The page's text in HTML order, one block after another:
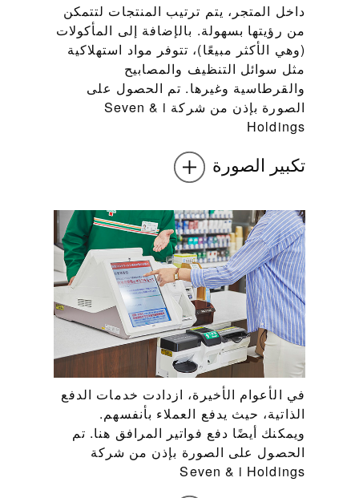
داخل المتجر، يتم ترتيب المنتجات لتتمكن
من رؤيتها بسهولة. بالإضافة إلى المأكولات
(وهي الأكثر مبيعًا)، تتوفر مواد استهلاكية
مثل سوائل التنظيف والمصابيح
والقرطاسية وغيرها. تم الحصول على
الصورة بإذن من شركة Seven & i
Holdings
تكبير الصورة
في الأعوام الأخيرة، ازدادت خدمات الدفع
الذاتية، حيث يدفع العملاء بأنفسهم.
ويمكنك أيضًا دفع فواتير المرافق هنا. تم
الحصول على الصورة بإذن من شركة
Seven & i Holdings